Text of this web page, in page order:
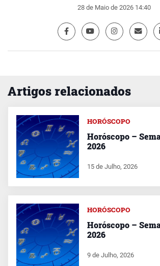
28 de Maio de 2026 14:40
Artigos relacionados
HORÓSCOPO
Horóscopo –
2026
15 de Julho, 2026
HORÓSCOPO
Horóscopo –
2026
9 de Julho, 2026